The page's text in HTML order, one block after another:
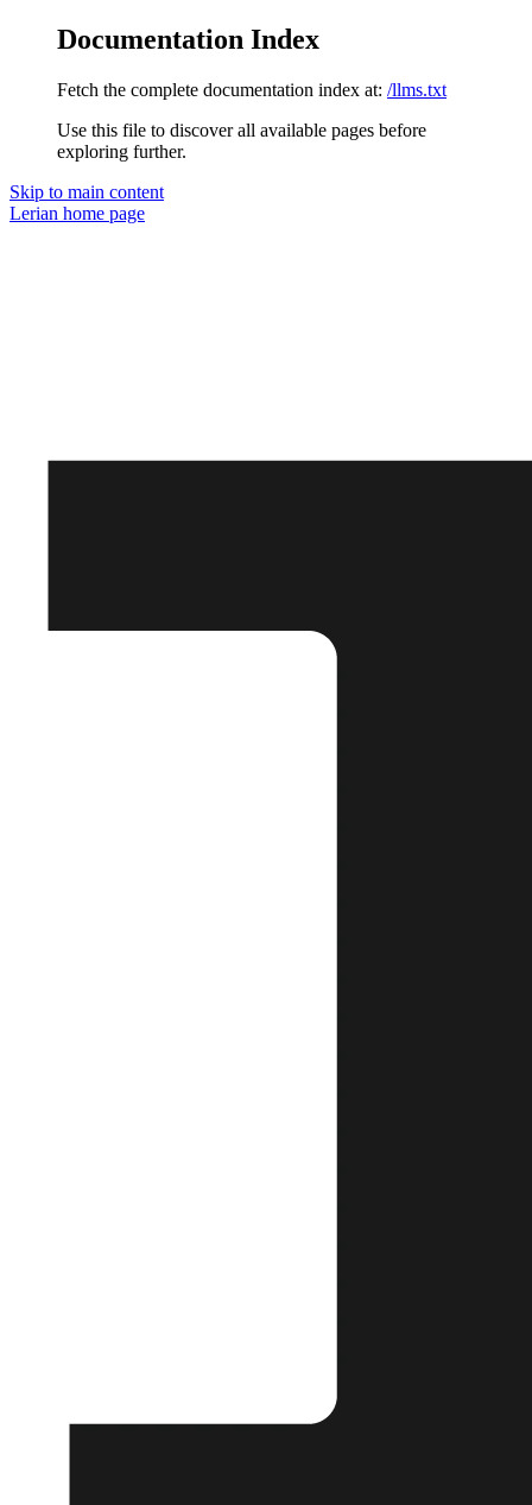
Documentation Index
Fetch the complete documentation index at: /llms.txt
Use this file to discover all available pages before
exploring further.
Skip to main content
Lerian home page